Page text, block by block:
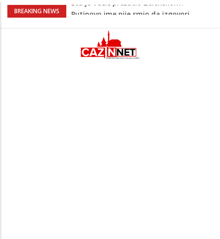
BREAKING NEWS
Šta se dešava u Europi? Dron iz
kod gasovoda
Ribari pronašli kosti na isušenom dnu
Save, podsjećaju na ljudske